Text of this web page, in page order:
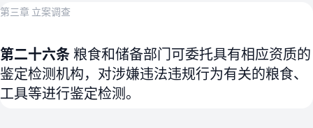
第三章 立案调查
第二十六条粮食和储备部门可委托具有相应资质的
鉴定检测机构，对涉嫌违法违规行为有关的粮食、
工具等进行鉴定检测。